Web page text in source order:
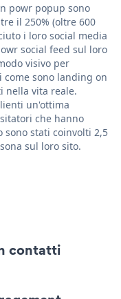
powr popup sono
il 250% (oltre 600
i loro social media
social feed sul loro
visivo per
sono landing on
nella vita reale.
un'ottima
che hanno
stati coinvolti 2,5
sul loro sito.
contatti